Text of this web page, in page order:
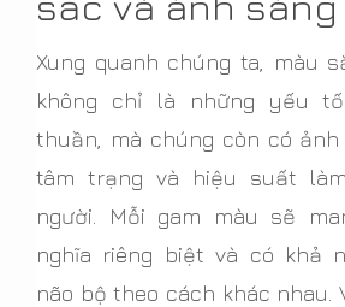
Xung quanh chúng ta, màu
không chỉ là những yếu
thuần, mà chúng còn có
tâm trạng và hiệu suất
người. Mỗi gam màu sẽ
nghĩa riêng biệt và có khả
não bộ theo cách khác nhau.